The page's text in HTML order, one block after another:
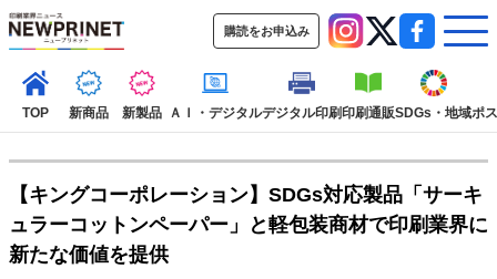
購読をお申込み
TOP 新商品 新製品 ＡＩ・デジタルデジタル印刷印刷通販SDGs・地域ポ
インデックス
TOP
新着記事
インタビュー
コレクション
【キングコーポレーション】SDGs対応製品「サーキ
ュラーコットンペーパー」と軽包装商材で印刷業界に
新たな価値を提供